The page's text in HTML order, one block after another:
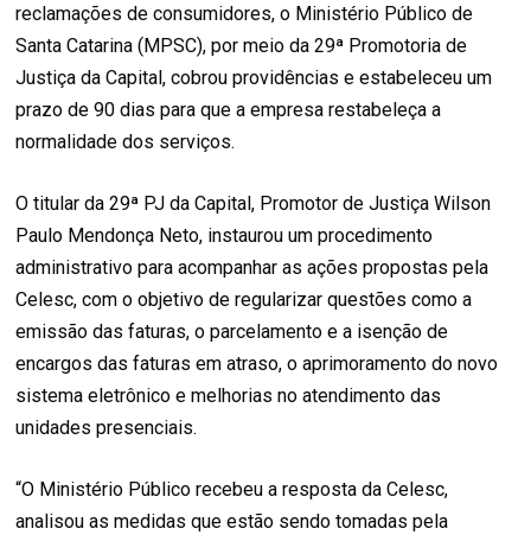
reclamações de consumidores, o Ministério Público de
Santa Catarina (MPSC), por meio da 29ª Promotoria de
Justiça da Capital, cobrou providências e estabeleceu um
prazo de 90 dias para que a empresa restabeleça a
normalidade dos serviços.
O titular da 29ª PJ da Capital, Promotor de Justiça Wilson
Paulo Mendonça Neto, instaurou um procedimento
administrativo para acompanhar as ações propostas pela
Celesc, com o objetivo de regularizar questões como a
emissão das faturas, o parcelamento e a isenção de
encargos das faturas em atraso, o aprimoramento do novo
sistema eletrônico e melhorias no atendimento das
unidades presenciais.
“O Ministério Público recebeu a resposta da Celesc,
analisou as medidas que estão sendo tomadas pela